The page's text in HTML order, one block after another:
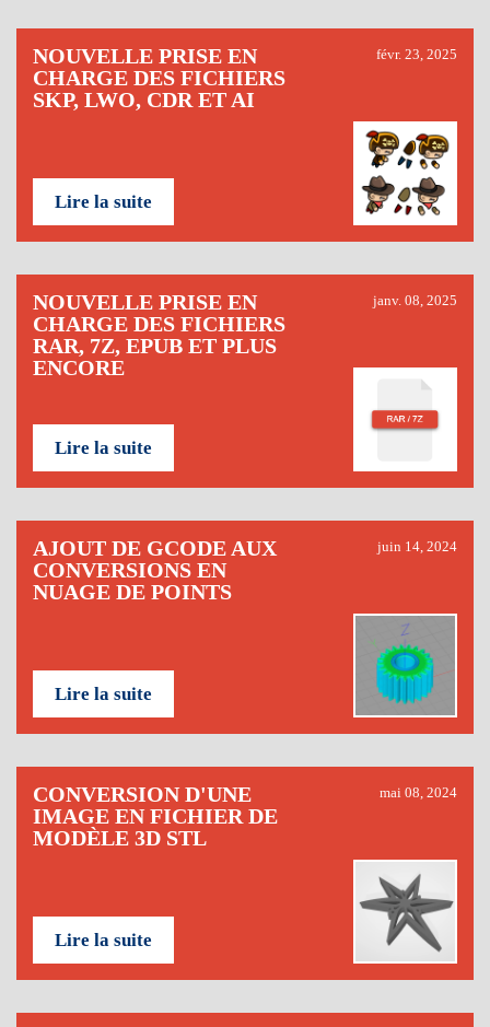
NOUVELLE PRISE EN
CHARGE DES FICHIERS
SKP, LWO, CDR ET AI
févr. 23, 2025
Lire la suite
NOUVELLE PRISE EN
CHARGE DES FICHIERS
RAR, 7Z, EPUB ET PLUS
ENCORE
janv. 08, 2025
Lire la suite
AJOUT DE GCODE AUX
CONVERSIONS EN
NUAGE DE POINTS
juin 14, 2024
Lire la suite
CONVERSION D'UNE
IMAGE EN FICHIER DE
MODÈLE 3D STL
mai 08, 2024
Lire la suite